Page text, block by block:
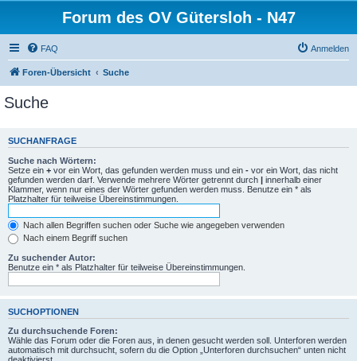
Forum des OV Gütersloh - N47
FAQ Anmelden
Foren-Übersicht Suche
Suche
SUCHANFRAGE
Suche nach Wörtern:
Setze ein + vor ein Wort, das gefunden werden muss und ein - vor ein Wort, das nicht
gefunden werden darf. Verwende mehrere Wörter getrennt durch | innerhalb einer
Klammer, wenn nur eines der Wörter gefunden werden muss. Benutze ein * als
Platzhalter für teilweise Übereinstimmungen.
Nach allen Begriffen suchen oder Suche wie angegeben verwenden
Nach einem Begriff suchen
Zu suchender Autor:
Benutze ein * als Platzhalter für teilweise Übereinstimmungen.
SUCHOPTIONEN
Zu durchsuchende Foren:
Wähle das Forum oder die Foren aus, in denen gesucht werden soll. Unterforen werden
automatisch mit durchsucht, sofern du die Option „Unterforen durchsuchen“ unten nicht